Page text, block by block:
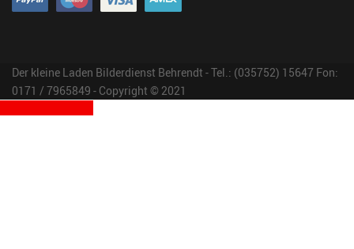
Der kleine Laden Bilderdienst Behrendt - Tel.: (035752) 15647 Fon:
0171 / 7965849 - Copyright © 2021